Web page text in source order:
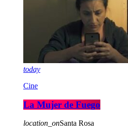
today
Cine
La Mujer de Fuego
location_onSanta Rosa